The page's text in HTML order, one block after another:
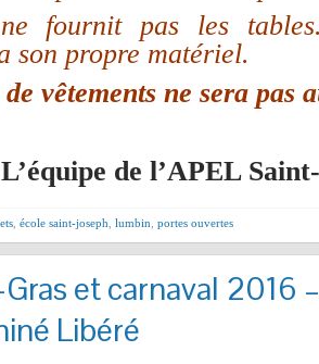
fournit pas les
son propre matériel.
vêtements ne sera pas
L’équipe de l’APEL
école saint-joseph lumbin portes ouvertes
et carnaval 2016
Libéré